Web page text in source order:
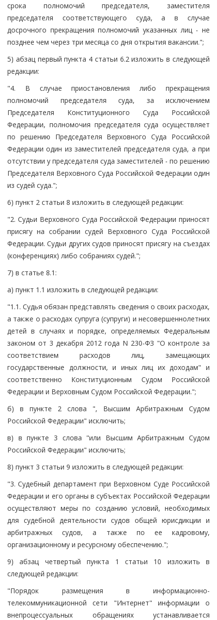
срока полномочий председателя, заместителя
председателя соответствующего суда, а в случае
досрочного прекращения полномочий указанных лиц - не
позднее чем через три месяца со дня открытия вакансии.";
5) абзац первый пункта 4 статьи 6.2 изложить в следующей
редакции:
"4. В случае приостановления либо прекращения
полномочий председателя суда, за исключением
Председателя Конституционного Суда Российской
Федерации, полномочия председателя суда осуществляет
по решению Председателя Верховного Суда Российской
Федерации один из заместителей председателя суда, а при
отсутствии у председателя суда заместителей - по решению
Председателя Верховного Суда Российской Федерации один
из судей суда.";
6) пункт 2 статьи 8 изложить в следующей редакции:
"2. Судьи Верховного Суда Российской Федерации приносят
присягу на собрании судей Верховного Суда Российской
Федерации. Судьи других судов приносят присягу на съездах
(конференциях) либо собраниях судей.";
7) в статье 8.1:
а) пункт 1.1 изложить в следующей редакции:
"1.1. Судья обязан представлять сведения о своих расходах,
а также о расходах супруга (супруги) и несовершеннолетних
детей в случаях и порядке, определяемых Федеральным
законом от 3 декабря 2012 года N 230-ФЗ "О контроле за
соответствием расходов лиц, замещающих
государственные должности, и иных лиц их доходам" и
соответственно Конституционным Судом Российской
Федерации и Верховным Судом Российской Федерации.";
б) в пункте 2 слова ", Высшим Арбитражным Судом
Российской Федерации" исключить;
в) в пункте 3 слова "или Высшим Арбитражным Судом
Российской Федерации" исключить;
8) пункт 3 статьи 9 изложить в следующей редакции:
"3. Судебный департамент при Верховном Суде Российской
Федерации и его органы в субъектах Российской Федерации
осуществляют меры по созданию условий, необходимых
для судебной деятельности судов общей юрисдикции и
арбитражных судов, а также по ее кадровому,
организационному и ресурсному обеспечению.";
9) абзац четвертый пункта 1 статьи 10 изложить в
следующей редакции:
"Порядок размещения в информационно-
телекоммуникационной сети "Интернет" информации о
внепроцессуальных обращениях устанавливается